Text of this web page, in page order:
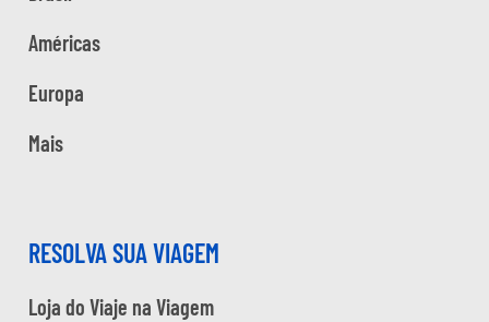
Américas
Europa
Mais
RESOLVA SUA VIAGEM
Loja do Viaje na Viagem